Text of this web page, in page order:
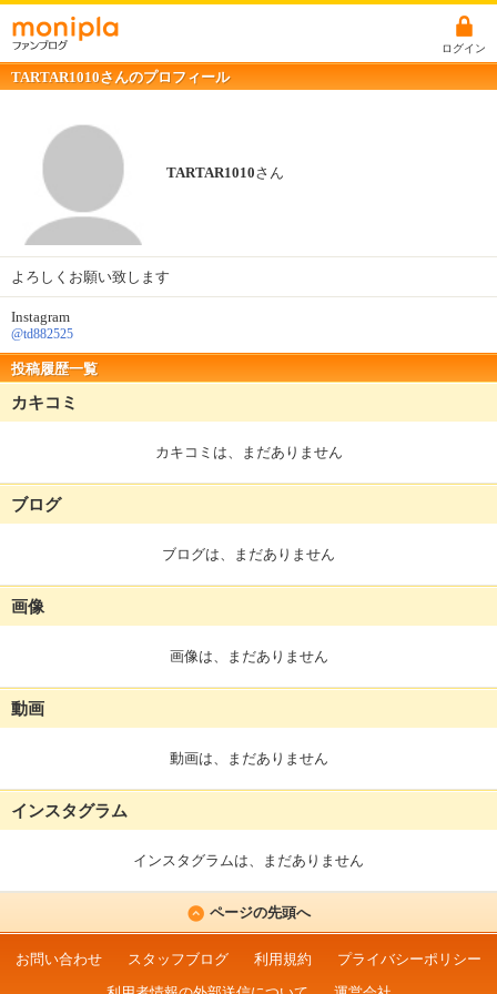
ログイン
TARTAR1010さんのプロフィール
TARTAR1010さん
よろしくお願い致します
Instagram
@td882525
投稿履歴一覧
カキコミ
カキコミは、まだありません
ブログ
ブログは、まだありません
画像
画像は、まだありません
動画
動画は、まだありません
インスタグラム
インスタグラムは、まだありません
ページの先頭へ
お問い合わせ スタッフブログ 利用規約
プライバシーポリシー